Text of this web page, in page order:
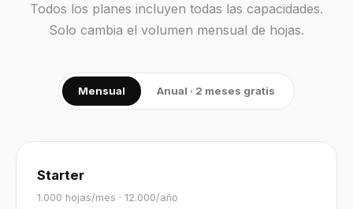
Todos los planes incluyen todas las capacidades.
Solo cambia el volumen mensual de hojas.
Mensual Anual · 2 meses gratis
Starter
1.000 hojas/mes · 12.000/año